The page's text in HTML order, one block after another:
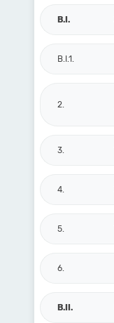
B.I.
B.I.1.
2.
3.
4.
5.
6.
B.II.